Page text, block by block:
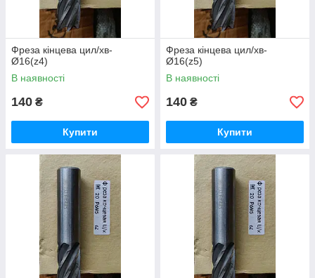
Фреза кінцева цил/хв-
Ø16(z4)
В наявності
140 ₴
Купити
Фреза кінцева цил/хв-
Ø16(z5)
В наявності
140 ₴
Купити